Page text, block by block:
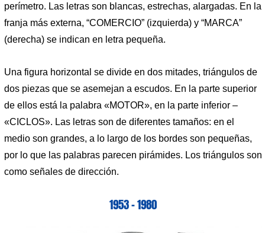
perímetro. Las letras son blancas, estrechas, alargadas. En la
franja más externa, “COMERCIO” (izquierda) y “MARCA”
(derecha) se indican en letra pequeña.
Una figura horizontal se divide en dos mitades, triángulos de
dos piezas que se asemejan a escudos. En la parte superior
de ellos está la palabra «MOTOR», en la parte inferior –
«CICLOS». Las letras son de diferentes tamaños: en el
medio son grandes, a lo largo de los bordes son pequeñas,
por lo que las palabras parecen pirámides. Los triángulos son
como señales de dirección.
1953 – 1980